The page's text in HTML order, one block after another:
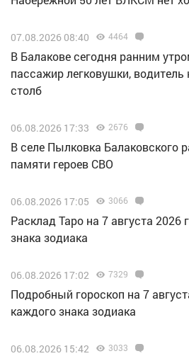
07.08.2026 08:40 4464
В Балакове сегодня ранним
пассажир легковушки, водитель
столб
06.08.2026 17:33 2676
В селе Пылковка Балаковского
памяти героев СВО
06.08.2026 17:05 3066
Расклад Таро на 7 августа 2026
знака зодиака
06.08.2026 17:02 7329
Подробный гороскоп на 7
каждого знака зодиака
06.08.2026 15:42 3033